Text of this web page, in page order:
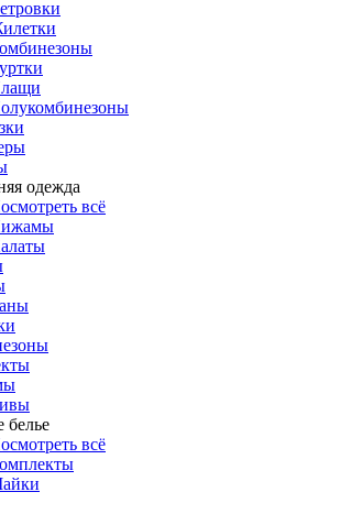
одежда
всё
всё